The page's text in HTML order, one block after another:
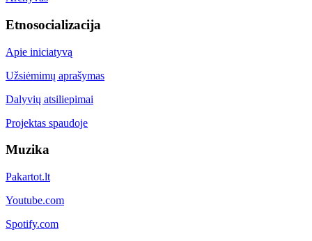
Etnosocializacija
Apie iniciatyvą
Užsiėmimų aprašymas
Dalyvių atsiliepimai
Projektas spaudoje
Muzika
Pakartot.lt
Youtube.com
Spotify.com